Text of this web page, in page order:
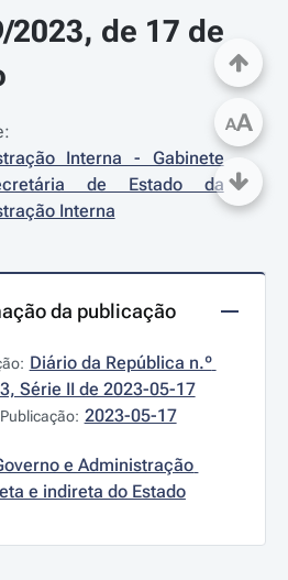
2023, de 17 de
Interna - Gabinete
de Estado da
Interna
da publicação
Diário da República n.º
Série II de 2023-05-17
2023-05-17
e Administração
e indireta do Estado
AA